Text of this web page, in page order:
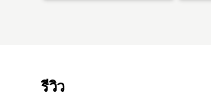
รีวิว